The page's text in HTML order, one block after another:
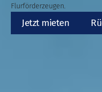
Flurförderzeugen.
Jetzt mieten